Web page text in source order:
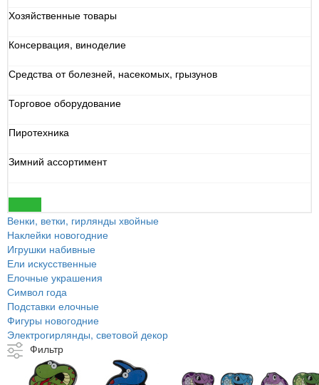
Хозяйственные товары
Консервация, виноделие
Средства от болезней, насекомых, грызунов
Торговое оборудование
Пиротехника
Зимний ассортимент
Венки, ветки, гирлянды хвойные
Наклейки новогодние
Игрушки набивные
Ели искусственные
Елочные украшения
Символ года
Подставки елочные
Фигуры новогодние
Электрогирлянды, световой декор
Фильтр